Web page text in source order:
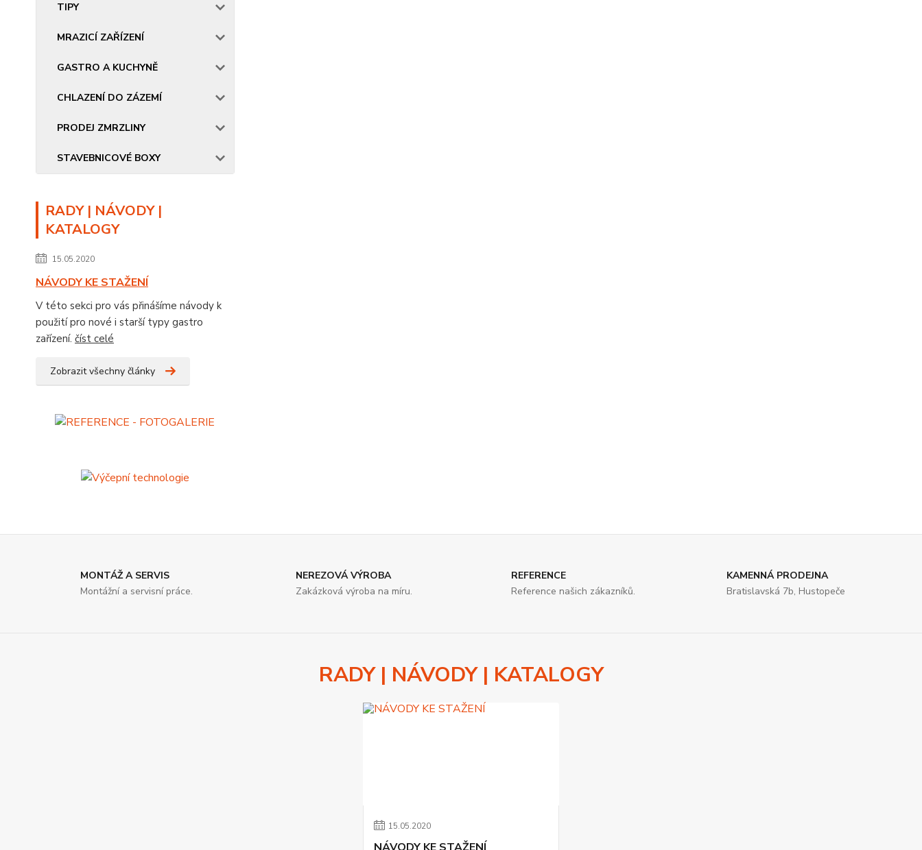
TIPY
MRAZICÍ ZAŘÍZENÍ
GASTRO A KUCHYNĚ
CHLAZENÍ DO ZÁZEMÍ
PRODEJ ZMRZLINY
STAVEBNICOVÉ BOXY
RADY | NÁVODY |
KATALOGY
15.05.2020
NÁVODY KE STAŽENÍ
V této sekci pro vás přinášíme návody k
použití pro nové i starší typy gastro
zařízení. číst celé
Zobrazit všechny články
MONTÁŽ A SERVIS
Montážní a servisní práce.
NEREZOVÁ VÝROBA
Zakázková výroba na míru.
REFERENCE
Reference našich zákazníků.
KAMENNÁ PRODEJNA
Bratislavská 7b, Hustopeče
RADY | NÁVODY | KATALOGY
15.05.2020